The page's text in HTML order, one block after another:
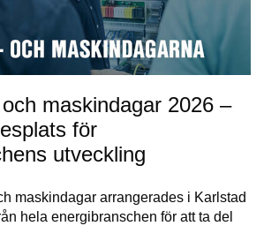
maskindagar 2026 –
för
utveckling
maskindagar arrangerades i Karlstad
hela energibranschen för att ta del